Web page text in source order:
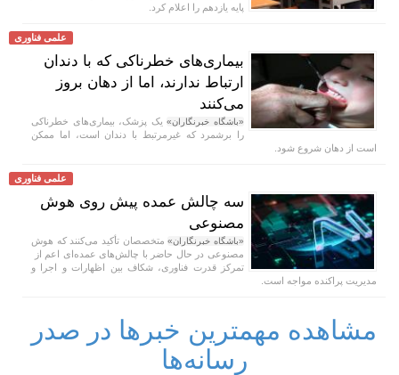
پایه یازدهم را اعلام کرد.
علمی فناوری
بیماری‌های خطرناکی که با دندان
ارتباط ندارند، اما از دهان بروز
می‌کنند
«باشگاه خبرنگاران»یک پزشک، بیماری‌های خطرناکی
را برشمرد که غیرمرتبط با دندان است، اما ممکن
است از دهان شروع شود.
علمی فناوری
سه چالش عمده پیش روی هوش
مصنوعی
«باشگاه خبرنگاران»متخصصان تأکید می‌کنند که هوش
مصنوعی در حال حاضر با چالش‌های عمده‌ای اعم از
تمرکز قدرت فناوری، شکاف بین اظهارات و اجرا و
مدیریت پراکنده مواجه است.
مشاهده مهمترین خبرها در صدر
رسانه‌ها